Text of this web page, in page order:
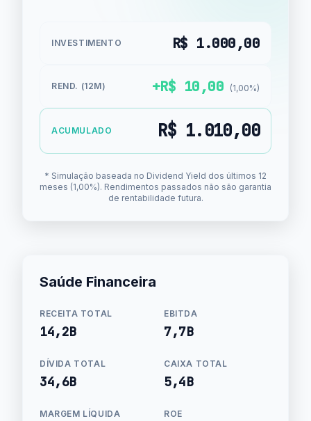
INVESTIMENTO R$ 1.000,00
REND. (12M) +R$ 10,00 (1,00%)
ACUMULADO R$ 1.010,00
* Simulação baseada no Dividend Yield dos últimos 12
meses (1,00%). Rendimentos passados não são garantia
de rentabilidade futura.
Saúde Financeira
RECEITA TOTAL
14,2B
EBITDA
7,7B
DÍVIDA TOTAL
34,6B
CAIXA TOTAL
5,4B
MARGEM LÍQUIDA ROE